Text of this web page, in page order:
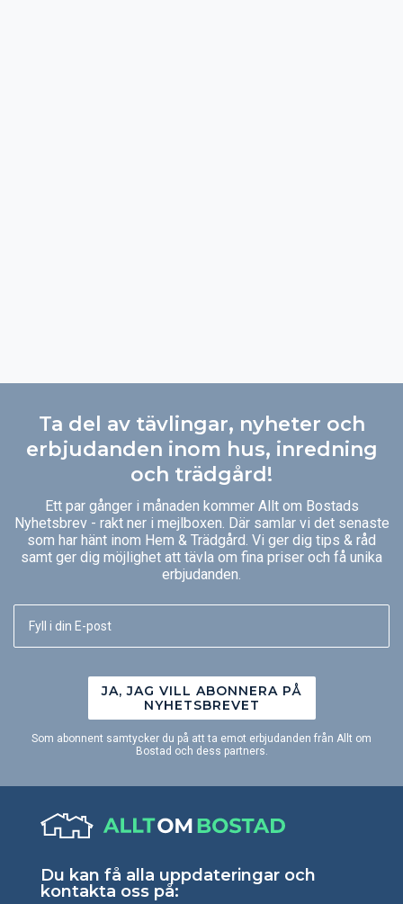
Ta del av tävlingar, nyheter och
erbjudanden inom hus, inredning
och trädgård!
Ett par gånger i månaden kommer Allt om Bostads
Nyhetsbrev - rakt ner i mejlboxen. Där samlar vi det senaste
som har hänt inom Hem & Trädgård. Vi ger dig tips & råd
samt ger dig möjlighet att tävla om fina priser och få unika
erbjudanden.
JA, JAG VILL ABONNERA PÅ
NYHETSBREVET
Som abonnent samtycker du på att ta emot erbjudanden från Allt om
Bostad och dess partners.
Du kan få alla uppdateringar och
kontakta oss på: